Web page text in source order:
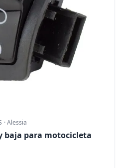
·Alessia
baja para motocicleta